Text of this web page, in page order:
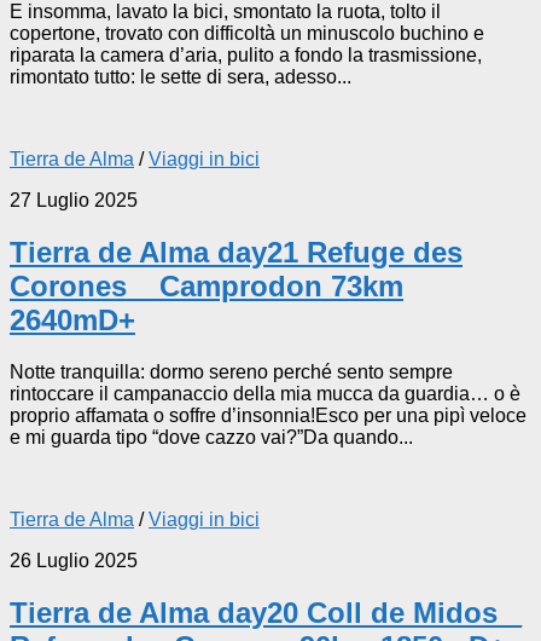
E insomma, lavato la bici, smontato la ruota, tolto il
copertone, trovato con difficoltà un minuscolo buchino e
riparata la camera d’aria, pulito a fondo la trasmissione,
rimontato tutto: le sette di sera, adesso...
Tierra de Alma /Viaggi in bici
27 Luglio 2025
Tierra de Alma day21 Refuge des
Corones _ Camprodon 73km
2640mD+
Notte tranquilla: dormo sereno perché sento sempre
rintoccare il campanaccio della mia mucca da guardia… o è
proprio affamata o soffre d’insonnia!Esco per una pipì veloce
e mi guarda tipo “dove cazzo vai?”Da quando...
Tierra de Alma /Viaggi in bici
26 Luglio 2025
Tierra de Alma day20 Coll de Midos _